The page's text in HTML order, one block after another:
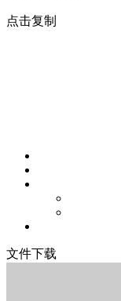
点击复制
文件下载